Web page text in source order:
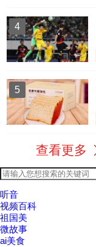
4
5
查看更多
听音
视频百科
祖国美
微故事
ai美食